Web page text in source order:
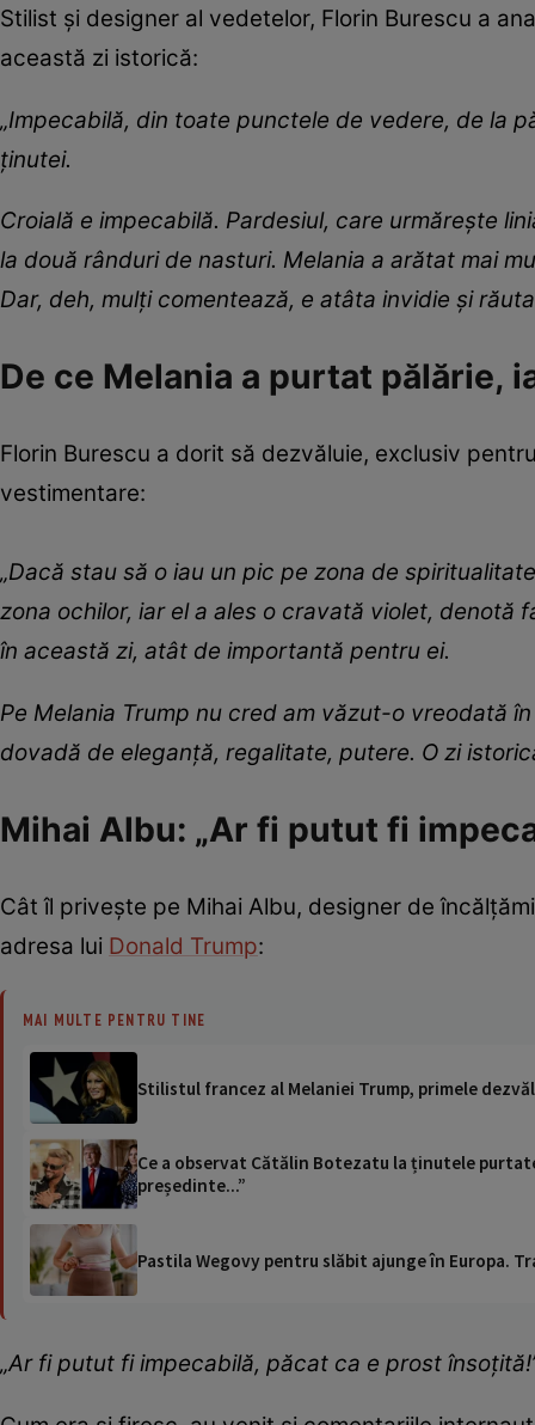
Stilist și designer al vedetelor, Florin Burescu a
această zi istorică:
„Impecabilă, din toate punctele de vedere, de la
ținutei.
Croială e impecabilă. Pardesiul, care urmărește
la două rânduri de nasturi. Melania a arătat mai
Dar, deh, mulți comentează, e atâta invidie și
De ce Melania a purtat pălărie,
Florin Burescu a dorit să dezvăluie, exclusiv
vestimentare:
„Dacă stau să o iau un pic pe zona de
zona ochilor, iar el a ales o cravată violet,
în această zi, atât de importantă pentru ei.
Pe Melania Trump nu cred am văzut-o vreodată
dovadă de eleganță, regalitate, putere. O zi
Mihai Albu: „Ar fi putut fi
Cât îl privește pe Mihai Albu, designer de
adresa lui Donald Trump:
MAI MULTE PENTRU TINE
Stilistul francez al Melaniei Trump, primele
Ce a observat Cătălin Botezatu la ținutele
președinte...”
Pastila Wegovy pentru slăbit ajunge în Europa.
„Ar fi putut fi impecabilă, păcat ca e prost